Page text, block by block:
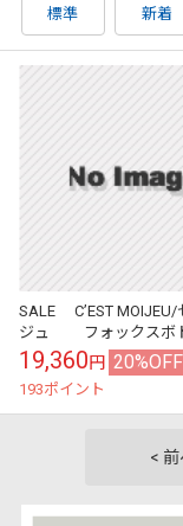
標準 新着
SALE C’EST
ジュ フォックスボ
クニットプルオーバ
106139 ［送料無料
19,360円 20%OFF
193ポイント
< 前